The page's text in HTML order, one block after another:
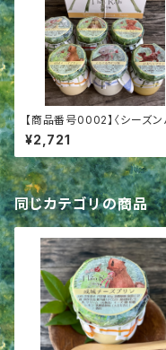
【商品番号0002】〈シーズン
ケージ6〉成城プリン６個詰合
せ
¥2,721
同じカテゴリの商品